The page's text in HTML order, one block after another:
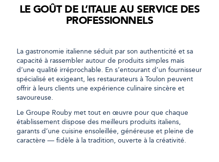
LE GOÛT DE L’ITALIE AU SERVICE DES
PROFESSIONNELS
La gastronomie italienne séduit par son authenticité et sa
capacité à rassembler autour de produits simples mais
d’une qualité irréprochable. En s’entourant d’un fournisseur
spécialisé et exigeant, les restaurateurs à Toulon peuvent
offrir à leurs clients une expérience culinaire sincère et
savoureuse.
Le Groupe Rouby met tout en œuvre pour que chaque
établissement dispose des meilleurs produits italiens,
garants d’une cuisine ensoleillée, généreuse et pleine de
caractère — fidèle à la tradition, ouverte à la créativité.